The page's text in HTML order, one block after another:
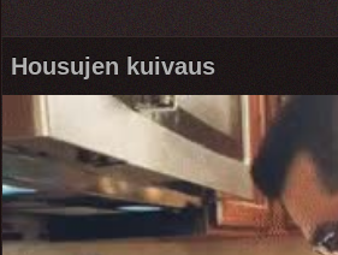
Housujen kuivaus